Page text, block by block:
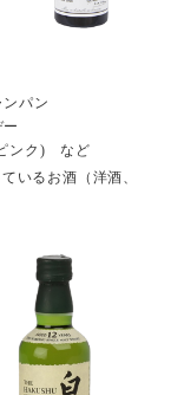
パン
ンク) など
いるお酒（洋酒、